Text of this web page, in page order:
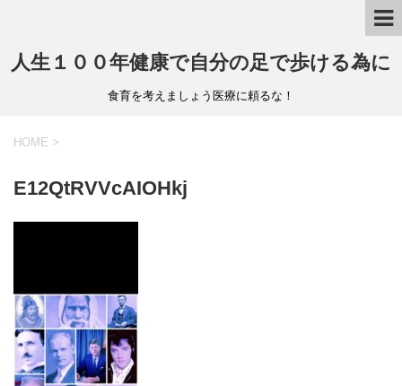
人生１００年健康で自分の足で歩ける為に
食育を考えましょう医療に頼るな！
HOME >
E12QtRVVcAIOHkj